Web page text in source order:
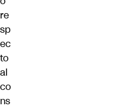
re
sp
ec
to
al
co
ns